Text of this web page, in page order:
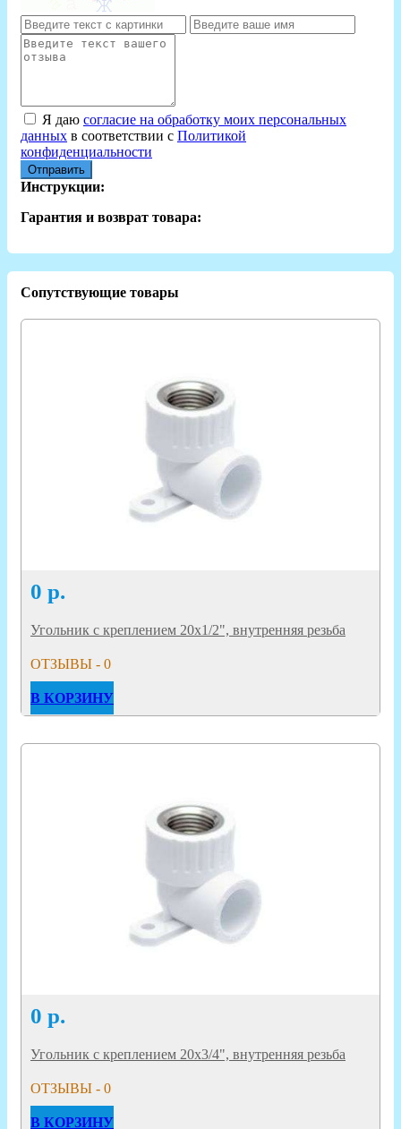
Я даю согласие на обработку моих персональных
данных в соответствии с Политикой
конфиденциальности
Отправить
Инструкции:
Гарантия и возврат товара:
Сопутствующие товары
0 р.
Угольник с креплением 20х1/2", внутренняя резьба
ОТЗЫВЫ - 0
В КОРЗИНУ
0 р.
Угольник с креплением 20х3/4", внутренняя резьба
ОТЗЫВЫ - 0
В КОРЗИНУ